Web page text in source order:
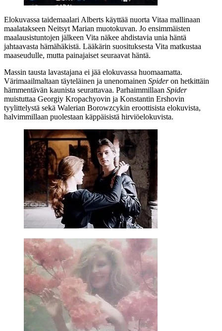
Elokuvassa taidemaalari Alberts käyttää nuorta Vitaa mallinaan
maalatakseen Neitsyt Marian muotokuvan. Jo ensimmäisten
maalausistuntojen jälkeen Vita näkee ahdistavia unia häntä
jahtaavasta hämähäkistä. Lääkärin suosituksesta Vita matkustaa
maaseudulle, mutta painajaiset seuraavat häntä.
Massin tausta lavastajana ei jää elokuvassa huomaamatta.
Värimaailmaltaan täyteläinen ja unenomainen Spideron hetkittäin
hämmentävän kaunista seurattavaa. Parhaimmillaan Spider
muistuttaa Georgiy Kropachyovin ja Konstantin Ershovin
tyylittelystä sekä Walerian Borowzcykin eroottisista elokuvista,
halvimmillaan puolestaan käppäisistä hirviöelokuvista.